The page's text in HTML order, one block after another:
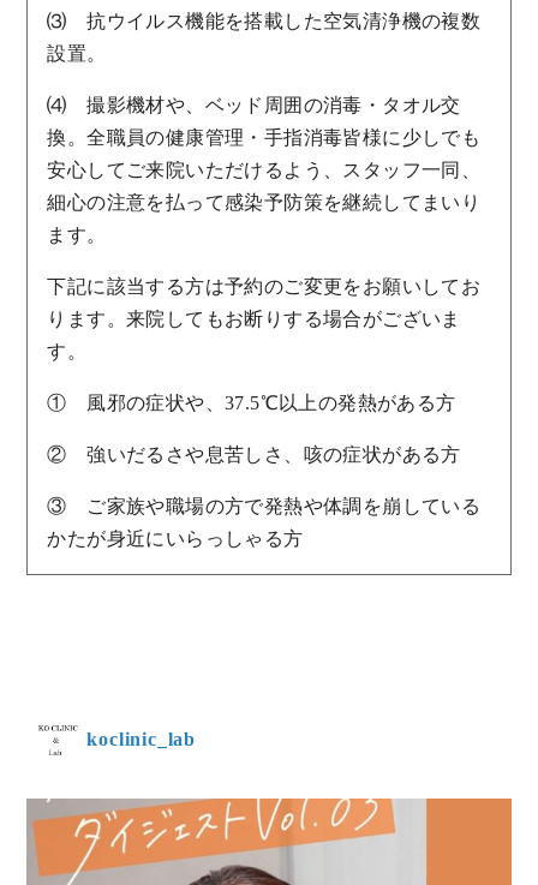
⑶ 抗ウイルス機能を搭載した空気清浄機の複数
設置。
⑷ 撮影機材や、ベッド周囲の消毒・タオル交
換。全職員の健康管理・手指消毒皆様に少しでも
安心してご来院いただけるよう、スタッフ一同、
細心の注意を払って感染予防策を継続してまいり
ます。
下記に該当する方は予約のご変更をお願いしてお
ります。来院してもお断りする場合がございま
す。
① 風邪の症状や、37.5℃以上の発熱がある方
② 強いだるさや息苦しさ、咳の症状がある方
③ ご家族や職場の方で発熱や体調を崩している
かたが身近にいらっしゃる方
koclinic_lab